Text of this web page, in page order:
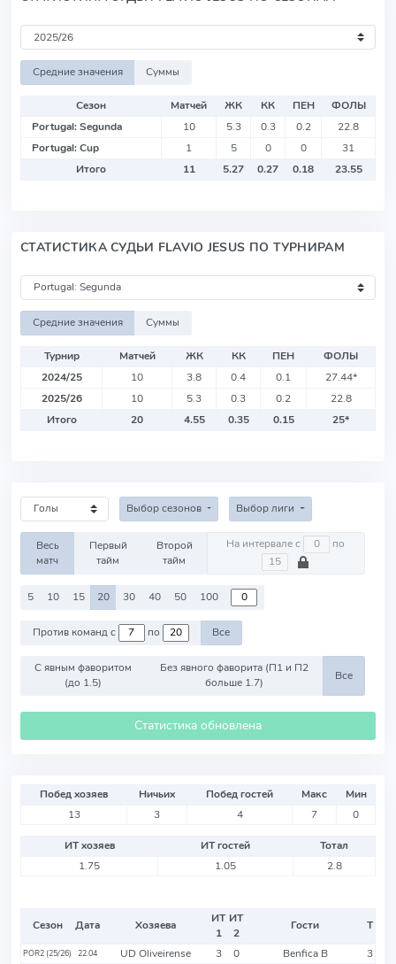
Средние значения Суммы
Сезон Матчей ЖК КК ПЕН
ФОЛЫ
Portugal: Segunda
10 5.3 0.3 0.2
22.8
Portugal: Cup
1 5 0 0
31
Итого
11 5.27 0.27 0.18 23.55
СТАТИСТИКА СУДЬИ FLAVIO JESUS ПО ТУРНИРАМ
Средние значения Суммы
Турнир Матчей ЖК КК ПЕН
ФОЛЫ
2024/25
10 3.8 0.4 0.1 27.44*
2025/26
10 5.3 0.3 0.2
22.8
Итого
20 4.55 0.35 0.15 25*
Выбор сезонов Выбор лиги
Весь
матч
Первый
тайм
Второй
тайм
На интервале с по
5 10 15 20 30 40 50 100
Против команд с по Все
С явным фаворитом
(до 1.5)
Без явного фаворита (П1 и П2
больше 1.7)
Все
Статистика обновлена
Побед хозяев Ничьих Побед гостей Макс
Мин
13
3 4 7 0
ИТ хозяев ИТ гостей
Тотал
1.75
1.05 2.8
Сезон Дата Хозяева
ИТ
1
ИТ
2
Гости Т
POR2 (25/26) 22.04 UD Oliveirense 3 0 Benfica B 3